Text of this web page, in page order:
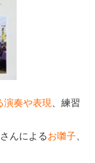
演奏や表現
、練習
んによるお囃子